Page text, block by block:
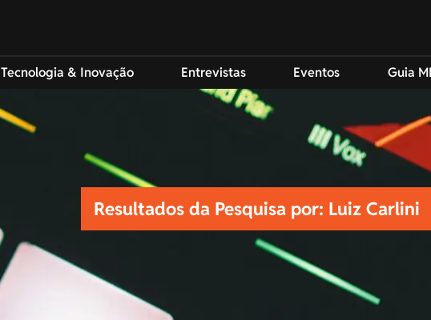
Tecnologia & Inovação Entrevistas Eventos Guia
Resultados da Pesquisa por: Luiz Carlini